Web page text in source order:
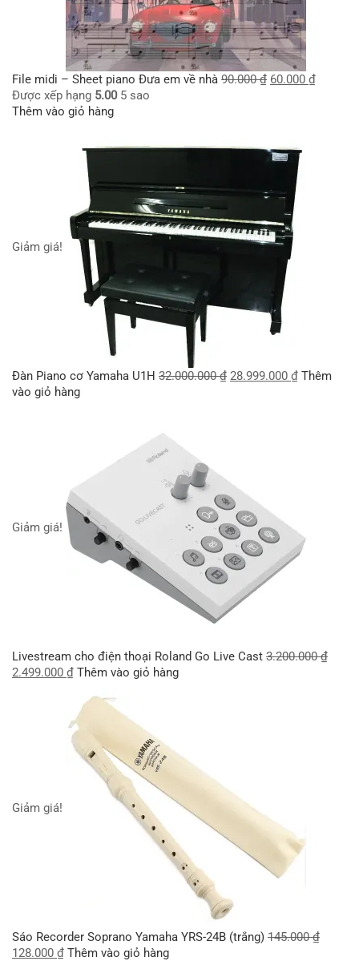
File midi – Sheet piano Đưa em về nhà 90.000₫ 60.000 ₫
Được xếp hạng 5.005 sao
Thêm vào giỏ hàng
Giảm giá!
Đàn Piano cơ Yamaha U1H 32.000.000₫ 28.999.000 ₫ Thêm
vào giỏ hàng
Giảm giá!
Livestream cho điện thoại Roland Go Live Cast 3.200.000₫
2.499.000 ₫ Thêm vào giỏ hàng
Giảm giá!
Sáo Recorder Soprano Yamaha YRS-24B (trắng) 145.000₫
128.000 ₫ Thêm vào giỏ hàng